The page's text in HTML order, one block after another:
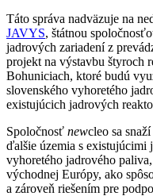
Táto správa nadväzuje na
JAVYS, štátnou
jadrových zariadení z
projekt na výstavbu štyroch
Bohuniciach, ktoré budú
slovenského vyhoretého
existujúcich jadrových
Spoločnosť newcleo sa
ďalšie územia s existujúcimi
vyhoretého jadrového
východnej Európy, ako
a zároveň riešením pre